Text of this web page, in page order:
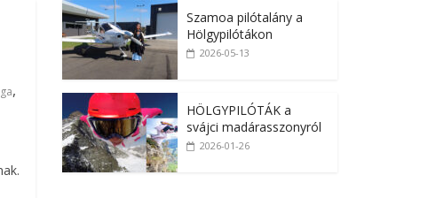
,
Szamoa pilótalány a
Hölgypilótákon
2026-05-13
HÖLGYPILÓTÁK a
svájci madárasszonyról
2026-01-26